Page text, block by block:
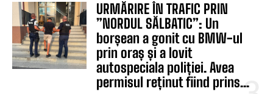
URMĂRIRE ÎN TRAFIC PRIN
”NORDUL SĂLBATIC”: Un
borșean a gonit cu BMW-ul
prin oraș și a lovit
autospeciala poliției. Avea
permisul reținut fiind prins...